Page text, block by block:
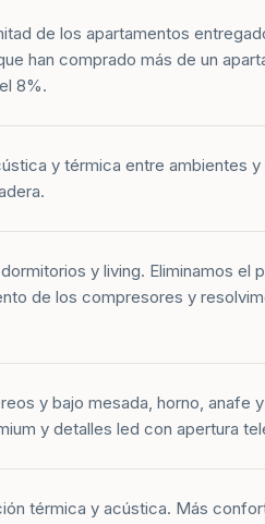
de los apartamentos
han comprado más de un
8%.
y térmica entre ambientes y
y living. Eliminamos el
de los compresores y
y bajo mesada, horno, anafe
y detalles led con apertura
térmica y acústica. Más